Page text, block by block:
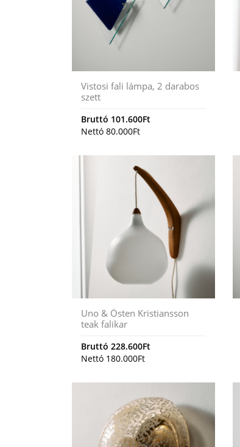
Vistosi fali lámpa, 2 darabos
szett
Bruttó 101.600Ft
Nettó 80.000Ft
Uno & Östen Kristiansson
teak falikar
Bruttó 228.600Ft
Nettó 180.000Ft